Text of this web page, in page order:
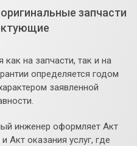
запчасти
как на запчасти, так и на
определяется годом
заявленной
инженер оформляет Акт
Акт оказания услуг, где